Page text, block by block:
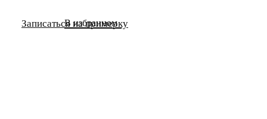
В избранном
Записаться на примерку